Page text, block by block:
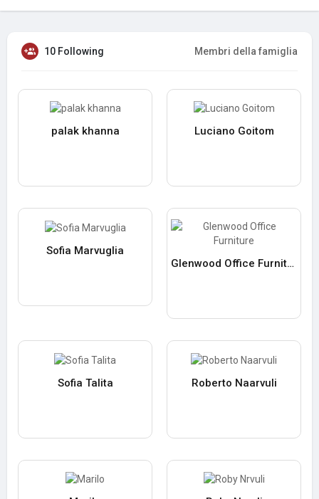
10 Following Membri della famiglia
palak khanna Luciano Goitom
Sofia Marvuglia
Glenwood Office Furniture
Sofia Talita Roberto Naarvuli